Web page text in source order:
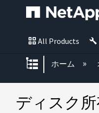
All Products
グローバ
ホーム
ディスク